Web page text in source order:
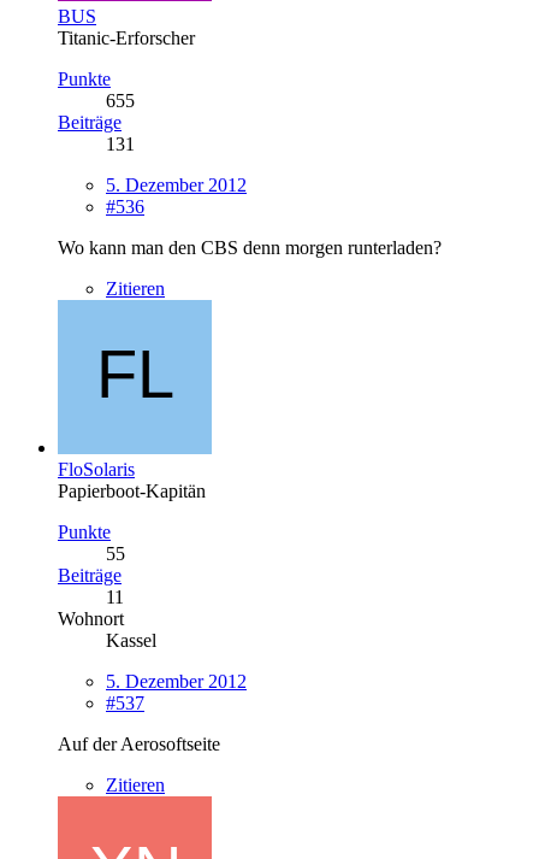
BUS
Titanic-Erforscher
Punkte
655
Beiträge
131
5. Dezember 2012
#536
Wo kann man den CBS denn morgen runterladen?
Zitieren
FloSolaris
Papierboot-Kapitän
Punkte
55
Beiträge
11
Wohnort
Kassel
5. Dezember 2012
#537
Auf der Aerosoftseite
Zitieren